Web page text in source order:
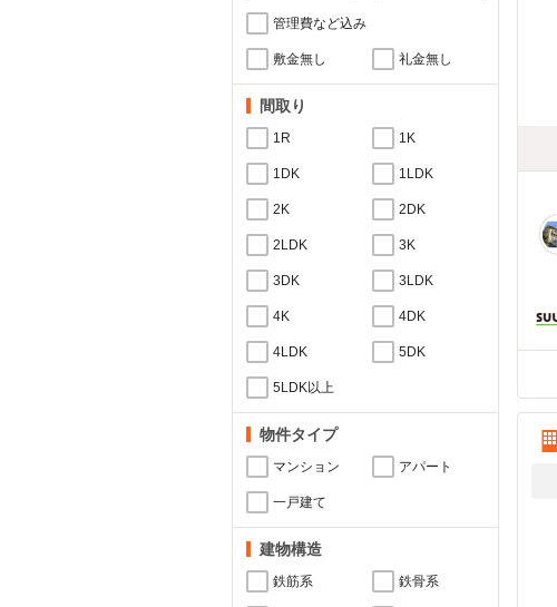
管理費など込み
敷金無し 礼金無し
間取り
1R 1K
1DK 1LDK
2K 2DK
2LDK 3K
3DK 3LDK
4K 4DK
4LDK 5DK
5LDK以上
物件タイプ
マンション アパート
一戸建て
建物構造
鉄筋系 鉄骨系